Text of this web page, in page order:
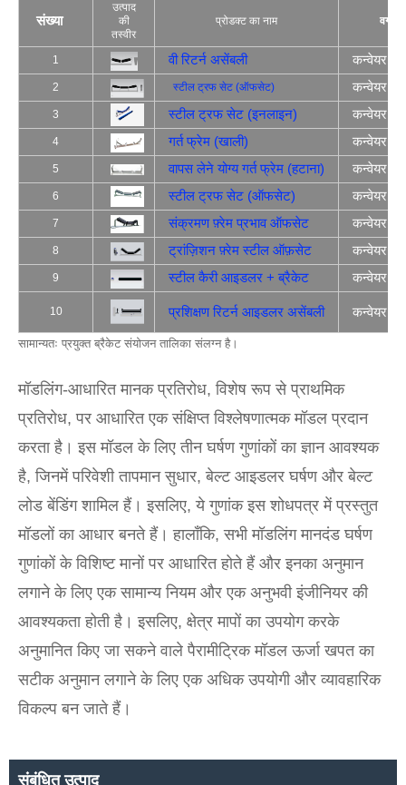
संख्या
उत्पाद
की
तस्वीर
प्रोडक्ट का नाम वर्ग
1 वी रिटर्न असेंबली कन्वेयर
2 स्टील ट्रफ सेट (ऑफसेट) कन्वेयर
3 स्टील ट्रफ सेट (इनलाइन) कन्वेयर
4 गर्त फ्रेम (खाली) कन्वेयर
5 वापस लेने योग्य गर्त फ्रेम (हटाना) कन्वेयर
6 स्टील ट्रफ सेट (ऑफसेट) कन्वेयर
7 संक्रमण फ़्रेम प्रभाव ऑफसेट कन्वेयर
8 ट्रांज़िशन फ़्रेम स्टील ऑफ़सेट कन्वेयर
9 स्टील कैरी आइडलर + ब्रैकेट कन्वेयर
10 प्रशिक्षण रिटर्न आइडलर असेंबली कन्वेयर
सामान्यतः प्रयुक्त ब्रैकेट संयोजन तालिका संलग्न है।
मॉडलिंग-आधारित मानक प्रतिरोध, विशेष रूप से प्राथमिक
प्रतिरोध, पर आधारित एक संक्षिप्त विश्लेषणात्मक मॉडल प्रदान
करता है। इस मॉडल के लिए तीन घर्षण गुणांकों का ज्ञान आवश्यक
है, जिनमें परिवेशी तापमान सुधार, बेल्ट आइडलर घर्षण और बेल्ट
लोड बेंडिंग शामिल हैं। इसलिए, ये गुणांक इस शोधपत्र में प्रस्तुत
मॉडलों का आधार बनते हैं। हालाँकि, सभी मॉडलिंग मानदंड घर्षण
गुणांकों के विशिष्ट मानों पर आधारित होते हैं और इनका अनुमान
लगाने के लिए एक सामान्य नियम और एक अनुभवी इंजीनियर की
आवश्यकता होती है। इसलिए, क्षेत्र मापों का उपयोग करके
अनुमानित किए जा सकने वाले पैरामीट्रिक मॉडल ऊर्जा खपत का
सटीक अनुमान लगाने के लिए एक अधिक उपयोगी और व्यावहारिक
विकल्प बन जाते हैं।
संबंधित उत्पाद